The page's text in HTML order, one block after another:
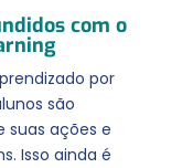
com o
por
são
suas ações e
Isso ainda é